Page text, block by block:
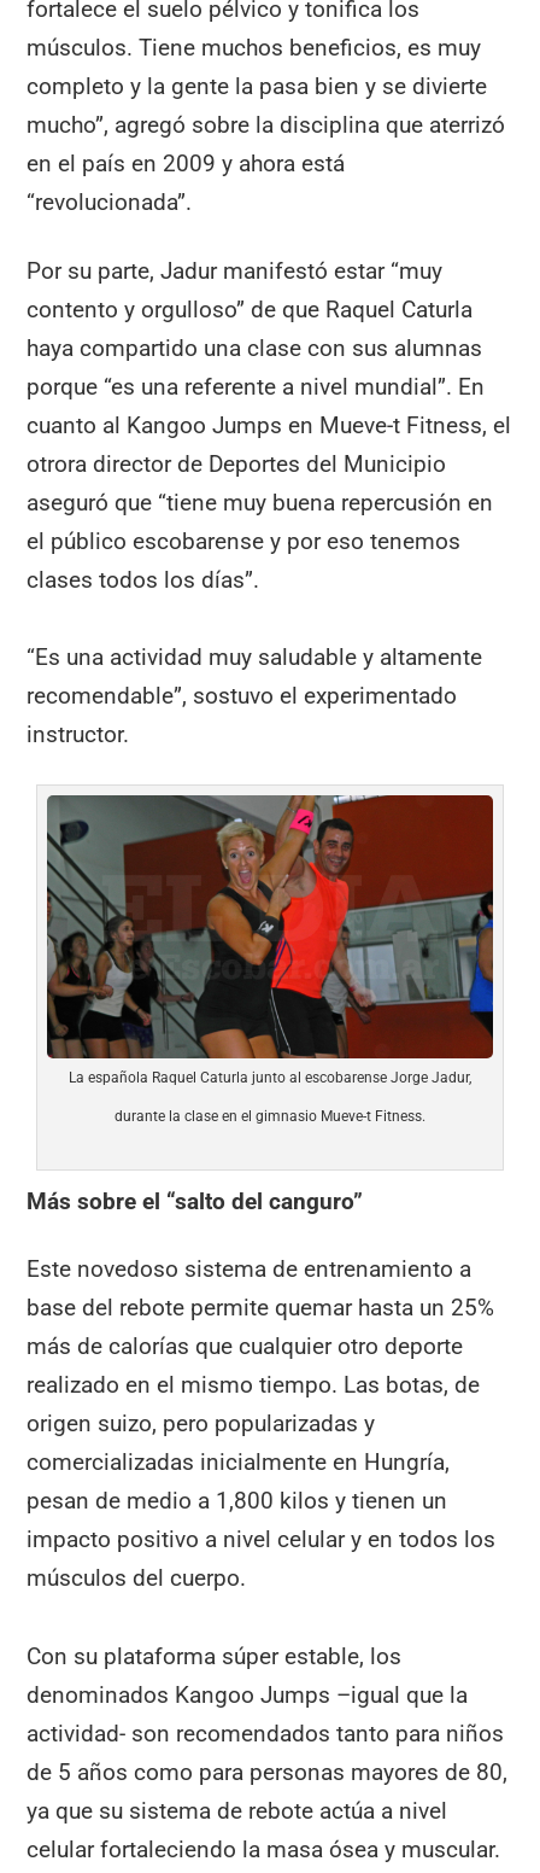
fortalece el suelo pélvico y tonifica los
músculos. Tiene muchos beneficios, es muy
completo y la gente la pasa bien y se divierte
mucho”, agregó sobre la disciplina que aterrizó
en el país en 2009 y ahora está
“revolucionada”.
Por su parte, Jadur manifestó estar “muy
contento y orgulloso” de que Raquel Caturla
haya compartido una clase con sus alumnas
porque “es una referente a nivel mundial”. En
cuanto al Kangoo Jumps en Mueve-t Fitness, el
otrora director de Deportes del Municipio
aseguró que “tiene muy buena repercusión en
el público escobarense y por eso tenemos
clases todos los días”.
“Es una actividad muy saludable y altamente
recomendable”, sostuvo el experimentado
instructor.
La española Raquel Caturla junto al escobarense Jorge Jadur,
durante la clase en el gimnasio Mueve-t Fitness.
Más sobre el “salto del canguro”
Este novedoso sistema de entrenamiento a
base del rebote permite quemar hasta un 25%
más de calorías que cualquier otro deporte
realizado en el mismo tiempo. Las botas, de
origen suizo, pero popularizadas y
comercializadas inicialmente en Hungría,
pesan de medio a 1,800 kilos y tienen un
impacto positivo a nivel celular y en todos los
músculos del cuerpo.
Con su plataforma súper estable, los
denominados Kangoo Jumps –igual que la
actividad- son recomendados tanto para niños
de 5 años como para personas mayores de 80,
ya que su sistema de rebote actúa a nivel
celular fortaleciendo la masa ósea y muscular.